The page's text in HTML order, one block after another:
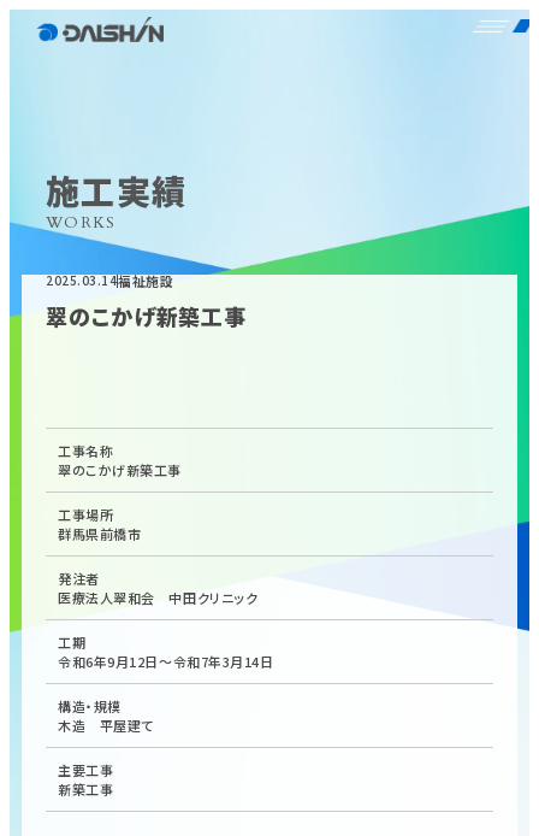
施工実績
WORKS
2025.03.14福祉施設
翠のこかげ新築工事
工事名称
翠のこかげ新築工事
工事場所
群馬県前橋市
発注者
医療法人翠和会 中田クリニック
工期
令和6年9月12日～令和7年3月14日
構造・規模
木造 平屋建て
主要工事
新築工事